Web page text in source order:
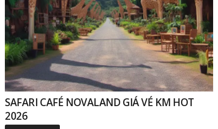
SAFARI CAFÉ NOVALAND GIÁ VÉ KM HOT
2026